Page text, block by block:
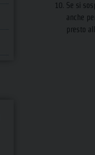
Se si
anche
presto